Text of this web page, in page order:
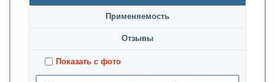
Применяемость
Oтзывы
Показать с фото